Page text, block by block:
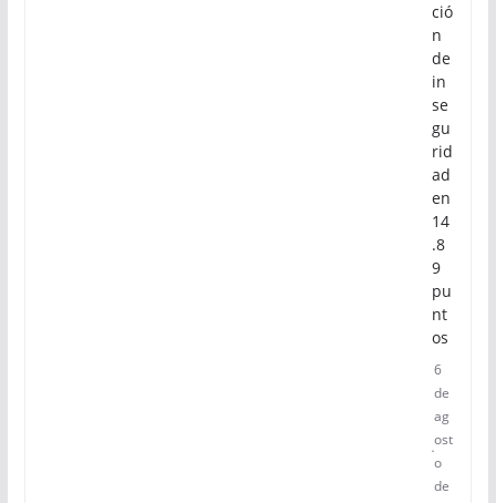
ció
n
de
in
se
gu
rid
ad
en
14
.8
9
pu
nt
os
6
de
ag
ost
o
de